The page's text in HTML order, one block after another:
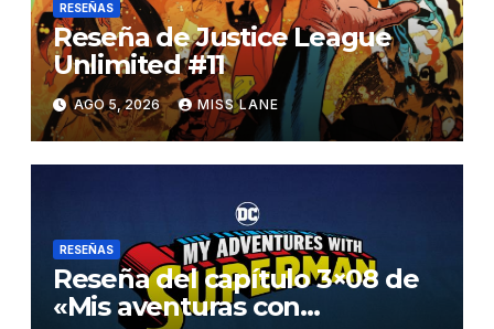
RESEÑAS
Reseña de Justice League
Unlimited #11
AGO 5, 2026 MISS LANE
RESEÑAS
Reseña del capítulo 3×08 de
«Mis aventuras con